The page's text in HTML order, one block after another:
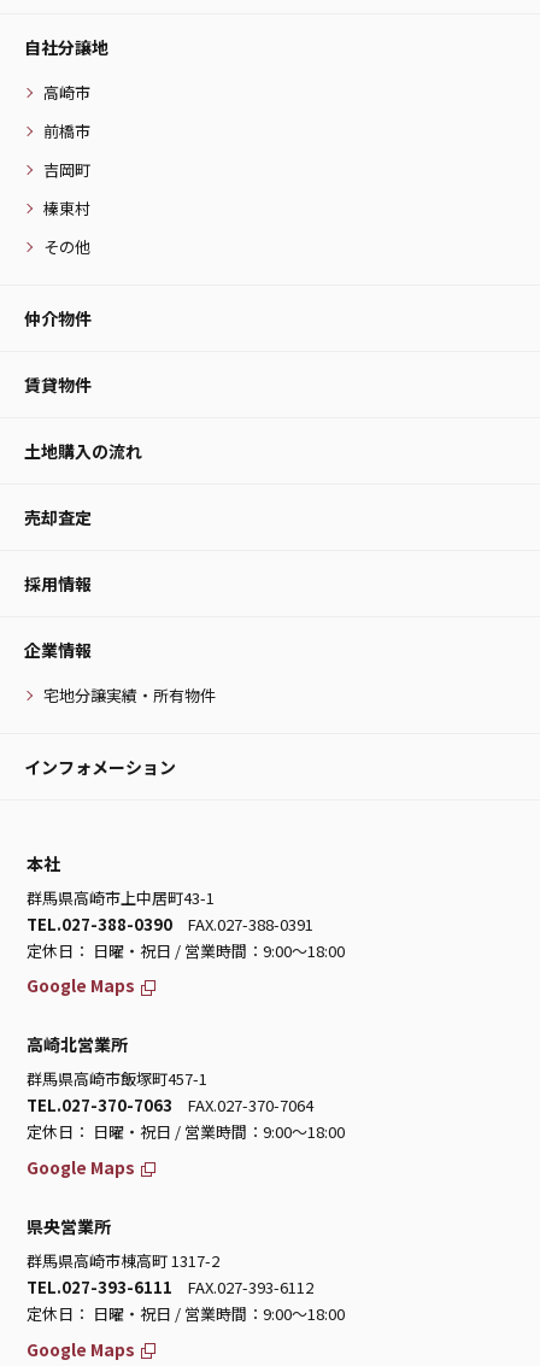
自社分譲地
高崎市
前橋市
吉岡町
榛東村
その他
仲介物件
賃貸物件
土地購入の流れ
売却査定
採用情報
企業情報
宅地分譲実績・所有物件
インフォメーション
本社
群馬県高崎市上中居町43-1
TEL.027-388-0390 FAX.027-388-0391
定休日： 日曜・祝日 / 営業時間：9:00～18:00
Google Maps
高崎北営業所
群馬県高崎市飯塚町457-1
TEL.027-370-7063 FAX.027-370-7064
定休日： 日曜・祝日 / 営業時間：9:00～18:00
Google Maps
県央営業所
群馬県高崎市棟高町 1317-2
TEL.027-393-6111 FAX.027-393-6112
定休日： 日曜・祝日 / 営業時間：9:00～18:00
Google Maps